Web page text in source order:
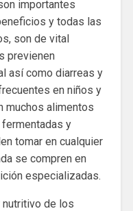
importantes
y todas las
son de vital
previenen
así como diarreas y
en niños y
muchos alimentos
y
tomar en cualquier
se compren en
especializadas.
nutritivo de los